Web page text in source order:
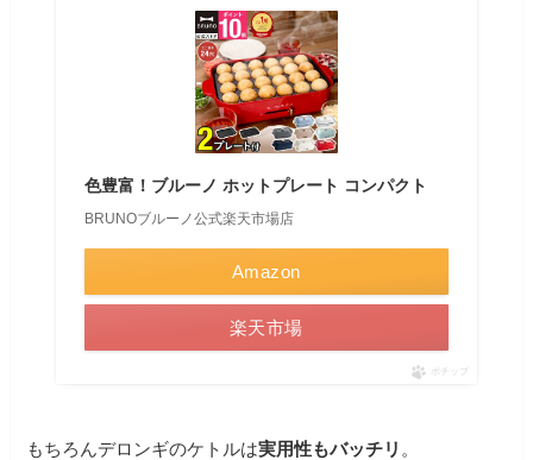
色豊富！ブルーノ ホットプレート コンパクト
BRUNOブルーノ公式楽天市場店
Amazon
楽天市場
ポチップ
もちろんデロンギのケトルは実用性もバッチリ 。